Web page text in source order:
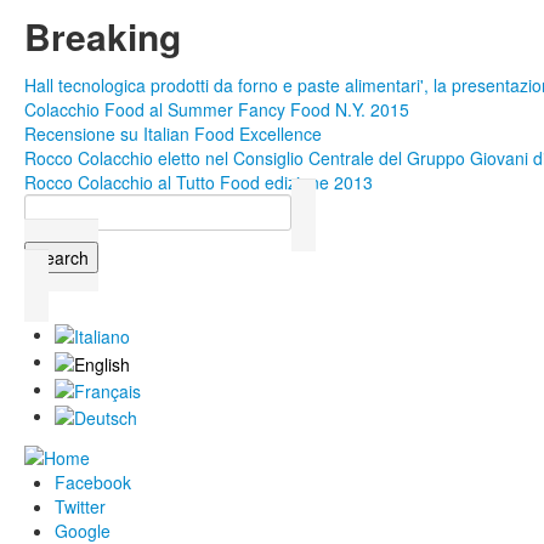
Breaking
Hall tecnologica prodotti da forno e paste alimentari', la
Colacchio Food al Summer Fancy Food N.Y. 2015
Recensione su Italian Food Excellence
Rocco Colacchio eletto nel Consiglio Centrale del Gruppo Giovani
Rocco Colacchio al Tutto Food edizione 2013
Search form
Facebook
Twitter
Google